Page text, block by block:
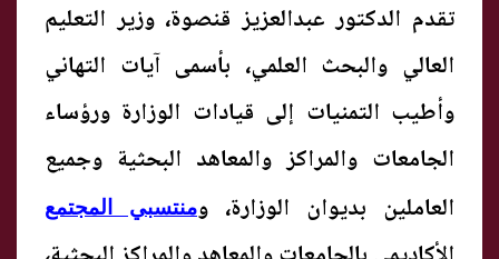
تقدم الدكتور عبدالعزيز قنصوة، وزير التعليم
العالي والبحث العلمي، بأسمى آيات التهاني
وأطيب التمنيات إلى قيادات الوزارة ورؤساء
الجامعات والمراكز والمعاهد البحثية وجميع
العاملين بديوان الوزارة، ومنتسبي المجتمع